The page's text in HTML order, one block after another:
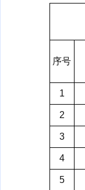
序号
1
2
3
4
5